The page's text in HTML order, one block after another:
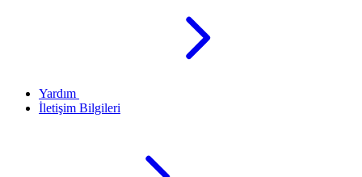
Yardım
İletişim Bilgileri